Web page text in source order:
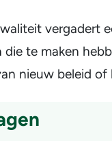
vergadert
die te maken
nieuw beleid